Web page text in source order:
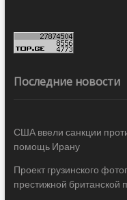
Последние новости
США ввели санкции
помощь Ирану
Проект грузинского
престижной британской